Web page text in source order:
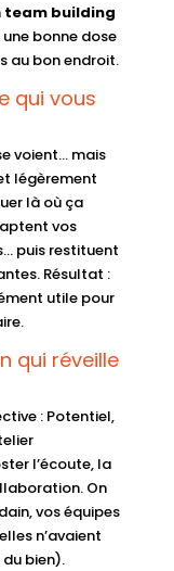
team building
bonne dose
au bon endroit.
qui vous
voient… mais
légèrement
là où ça
vos
puis restituent
Résultat :
utile pour
qui réveille
: Potentiel,
l’écoute, la
On
vos équipes
n’avaient
bien).